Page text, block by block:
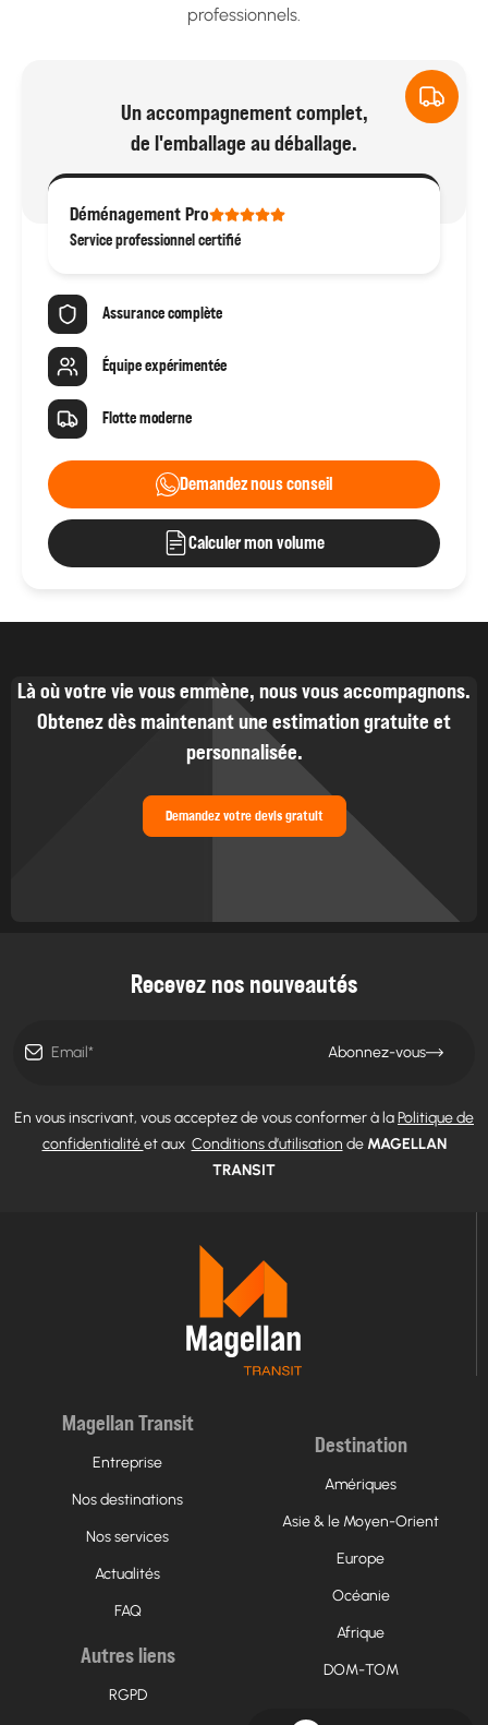
professionnels.
Un accompagnement complet,
de l'emballage au déballage.
Déménagement Pro
Service professionnel certifié
Assurance complète
Équipe expérimentée
Flotte moderne
Demandez nous conseil
Calculer mon volume
Là où votre vie vous emmène, nous vous accompagnons.
Obtenez dès maintenant une estimation gratuite et
personnalisée.
Demandez votre devis gratuit
Recevez nos nouveautés
Abonnez-vous
En vous inscrivant, vous acceptez de vous conformer à laPolitique de
confidentialitéet aux Conditions d’utilisation de MAGELLAN
TRANSIT
Magellan Transit
Entreprise
Nos destinations
Nos services
Actualités
FAQ
Autres liens
RGPD
Destination
Amériques
Asie & le Moyen-Orient
Europe
Océanie
Afrique
DOM-TOM